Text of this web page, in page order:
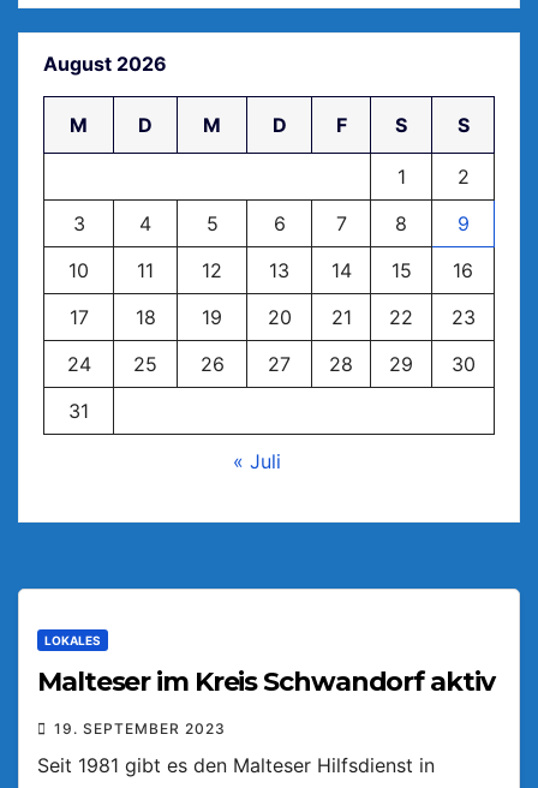
August 2026
M D M D F S S
1
2
3
4 5 6 7 8
9
10
11 12 13 14 15
16
17
18 19 20 21 22
23
24
25 26 27 28 29
30
31
« Juli
LOKALES
Malteser im Kreis Schwandorf aktiv
19. SEPTEMBER 2023
Seit 1981 gibt es den Malteser Hilfsdienst in